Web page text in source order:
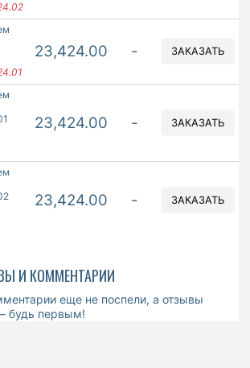
23,424.00 - ЗАКАЗАТЬ
23,424.00 - ЗАКАЗАТЬ
23,424.00 - ЗАКАЗАТЬ
И КОММЕНТАРИИ
еще не поспели, а отзывы
будь первым!